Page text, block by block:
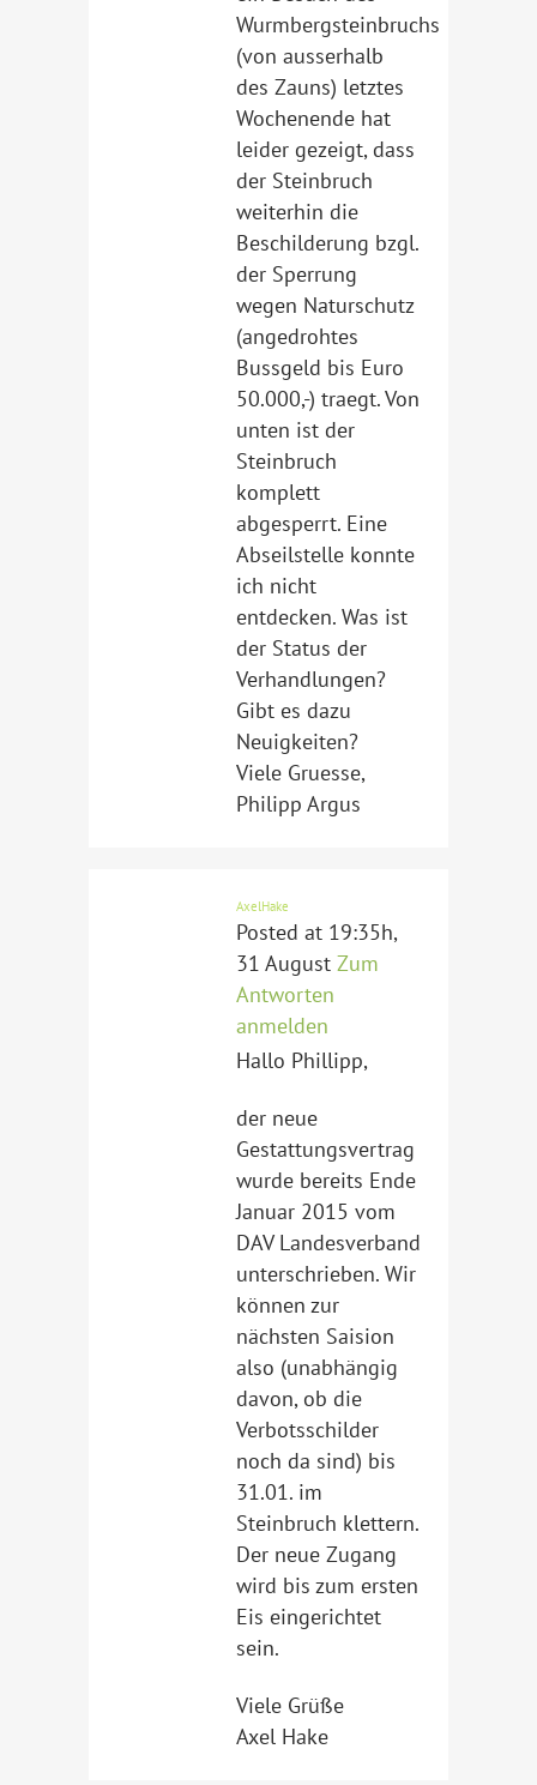
Wurmbergsteinbruchs
(von ausserhalb
des Zauns) letztes
Wochenende hat
leider gezeigt, dass
der Steinbruch
weiterhin die
Beschilderung bzgl.
der Sperrung
wegen Naturschutz
(angedrohtes
Bussgeld bis Euro
50.000,-) traegt. Von
unten ist der
Steinbruch
komplett
abgesperrt. Eine
Abseilstelle konnte
ich nicht
entdecken. Was ist
der Status der
Verhandlungen?
Gibt es dazu
Neuigkeiten?
Viele Gruesse,
Philipp Argus
AxelHake
Posted at 19:35h,
31 August Zum
Antworten
anmelden
Hallo Phillipp,
der neue
Gestattungsvertrag
wurde bereits Ende
Januar 2015 vom
DAV Landesverband
unterschrieben. Wir
können zur
nächsten Saision
also (unabhängig
davon, ob die
Verbotsschilder
noch da sind) bis
31.01. im
Steinbruch klettern.
Der neue Zugang
wird bis zum ersten
Eis eingerichtet
sein.
Viele Grüße
Axel Hake